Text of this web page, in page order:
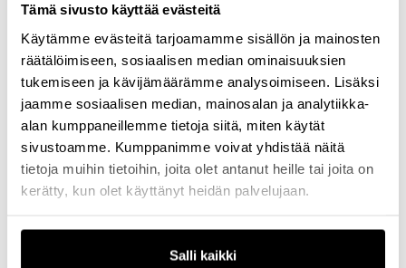
Tämä sivusto käyttää evästeitä
Käytämme evästeitä tarjoamamme sisällön ja mainosten
räätälöimiseen, sosiaalisen median ominaisuuksien
tukemiseen ja kävijämäärämme analysoimiseen. Lisäksi
jaamme sosiaalisen median, mainosalan ja analytiikka-
alan kumppaneillemme tietoja siitä, miten käytät
sivustoamme. Kumppanimme voivat yhdistää näitä
tietoja muihin tietoihin, joita olet antanut heille tai joita on
kerätty, kun olet käyttänyt heidän palvelujaan.
Salli kaikki
sijoittunut Favikonin listauksessa kolmen parhaan joukkoon. Hän
tuottavat liikevaihtoa, näkyvyyttä ja liiketoimintamahdollisuuksia.
Future Board ry:ssä, joka edistää nuorten asiantuntijoiden pääsyä
hallitustyöhön.
Ritaa inspiroivat strateginen näkyvyys, henkilöbrändin
voimauttaminen ja kasvun mahdollisuudet – niin kotimaassa kuin
kansainvälisesti.
Haluatko lisätietoa tämän kouluttajan valmennuksista?